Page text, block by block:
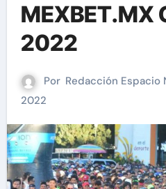
MEXBET.MX
2022
Por Redacción Espacio
2022